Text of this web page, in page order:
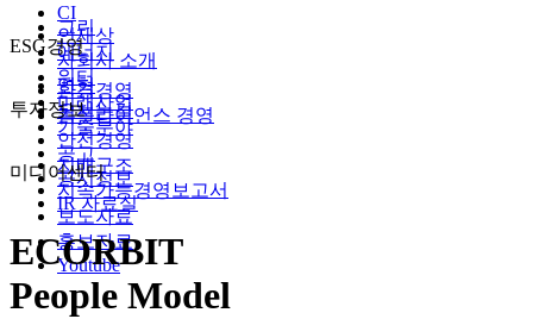
CI
인재상
자회사 소개
연혁
오시는길
그린
에너지
워터
미래사업
기술분야
ESG경영
환경경영
컴플라이언스 경영
안전경영
지배구조
지속가능경영보고서
투자정보
공고
공시정보
IR 자료실
미디어센터
보도자료
홍보자료
Youtube
ECORBIT
People Model